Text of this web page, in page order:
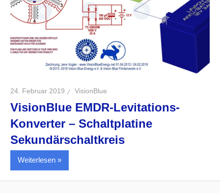
24. Februar 2019 VisionBlue
VisionBlue EMDR-Levitations-
Konverter – Schaltplatine
Sekundärschaltkreis
Weiterlesen